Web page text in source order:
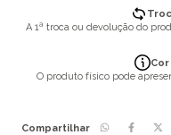
A 1ª troca ou devolução do
O produto físico pode
Compartilhar